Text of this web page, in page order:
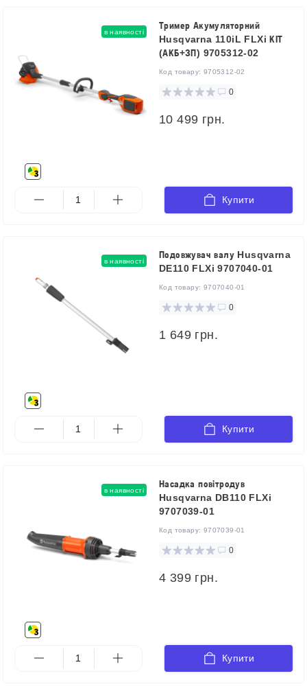
в наявності
Тример Акумуляторний
Husqvarna 110iL FLXi КІТ
(АКБ+ЗП) 9705312-02
Код товару: 9705312-02
0
10 499 грн.
Купити
в наявності
Подовжувач валу Husqvarna
DE110 FLXi 9707040-01
Код товару: 9707040-01
0
1 649 грн.
Купити
в наявності
Насадка повітродув
Husqvarna DB110 FLXi
9707039-01
Код товару: 9707039-01
0
4 399 грн.
Купити